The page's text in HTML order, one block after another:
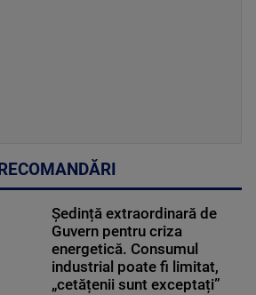
RECOMANDĂRI
Ședință extraordinară de
Guvern pentru criza
energetică. Consumul
industrial poate fi limitat,
„cetățenii sunt exceptați”